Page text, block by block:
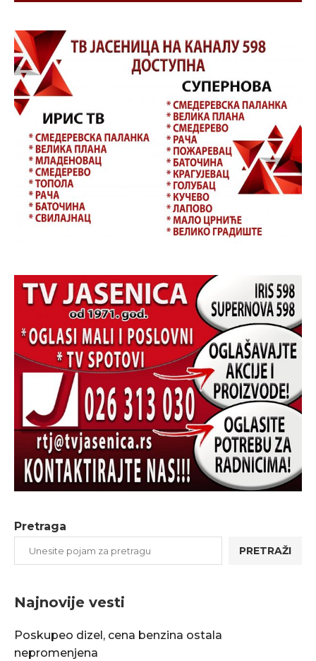
Pretraga
PRETRAŽI
Najnovije vesti
Poskupeo dizel, cena benzina ostala
nepromenjena